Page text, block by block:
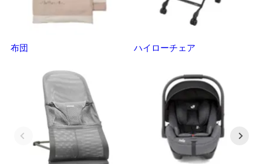
布団 ハイローチェア